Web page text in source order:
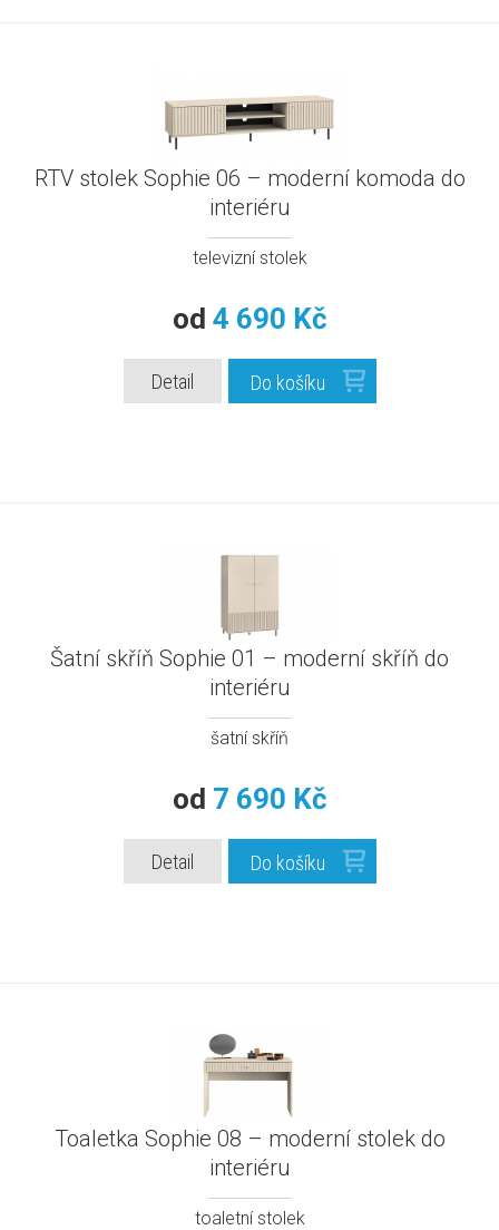
RTV stolek Sophie 06 – moderní komoda do
interiéru
televizní stolek
od 4 690 Kč
Detail Do košíku
Šatní skříň Sophie 01 – moderní skříň do
interiéru
šatní skříň
od 7 690 Kč
Detail Do košíku
Toaletka Sophie 08 – moderní stolek do
interiéru
toaletní stolek